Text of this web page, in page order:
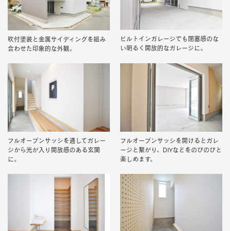
吹付塗装と金属サイディングを組み
合わせた印象的な外観。
ビルトインガレージでも閉塞感のな
い明るく開放的なガレージに。
フルオープンサッシを通してガレー
ジから光が入り開放感のある玄関
に。
フルオープンサッシを開けるとガレ
ージと繋がり、DIYなどをのびのびと
楽しめます。